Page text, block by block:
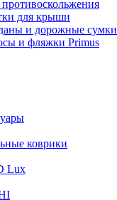
для крыши
и дорожные сумки
и фляжки Primus
коврики
Lux